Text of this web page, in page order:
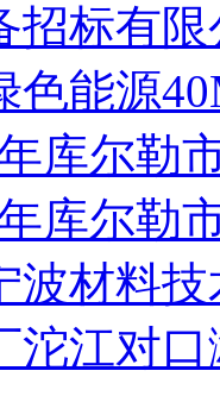
招标有
色能源
库尔勒
库尔勒
波材料
沱江对